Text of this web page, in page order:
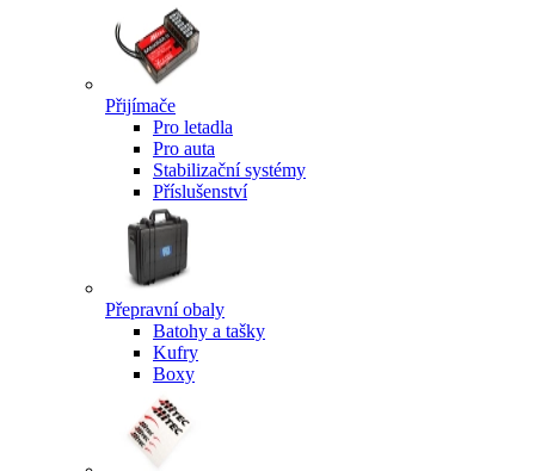
Přijímače
Pro letadla
Pro auta
Stabilizační systémy
Příslušenství
Přepravní obaly
Batohy a tašky
Kufry
Boxy